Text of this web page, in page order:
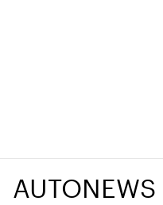
AUTONEWS